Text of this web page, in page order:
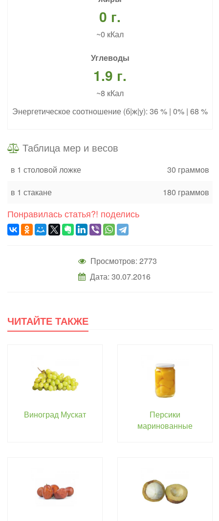
0 г.
~0 кКал
Углеводы
1.9 г.
~8 кКал
Энергетическое соотношение (б|ж|у): 36 % | 0% | 68 %
Таблица мер и весов
в 1 столовой ложке
30 граммов
в 1 стакане
180 граммов
Понравилась статья?! поделись
Просмотров: 2773
Дата: 30.07.2016
ЧИТАЙТЕ ТАКЖЕ
Виноград Мускат
Персики
маринованные